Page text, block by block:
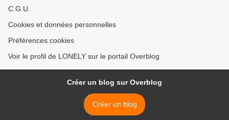
C.G.U.
Cookies et données personnelles
Préférences cookies
Voir le profil de LONELY sur le portail Overblog
Créer un blog sur Overblog
Créer un blog